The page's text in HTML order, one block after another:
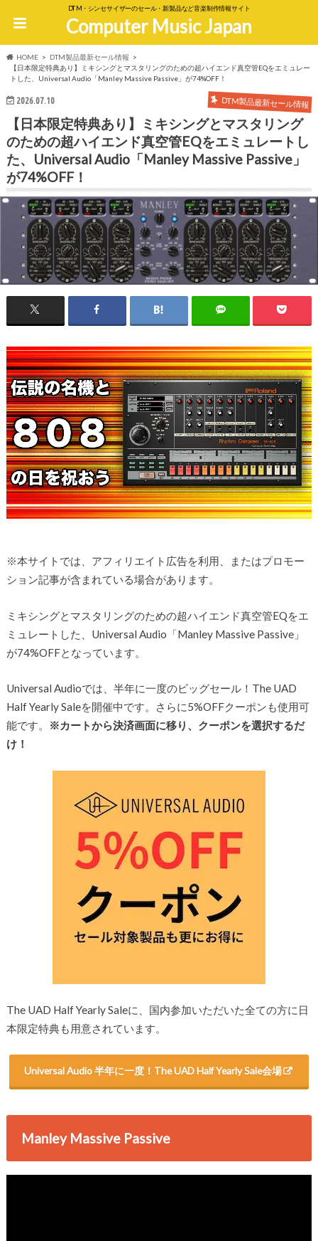
DTM・シンセサイザーのセール・新製品など音楽制作情報サイト
Computer Music Japan
HOME
DTM製品最新セール情報
【日本限定特典あり】ミキシングとマスタリングのための超ハイエンド真空管EQをエミュレー
トした、Universal Audio「Manley Massive Passive」が74%OFF！
2026.07.10 DTM製品最新セール情報
【日本限定特典あり】ミキシングとマスタリング
のための超ハイエンド真空管EQをエミュレートし
た、Universal Audio「Manley Massive Passive」
が74%OFF！
※本サイトでは、アフィリエイト広告を利用、またはプロモー
ション記事が含まれている場合があります。
ミキシングとマスタリングのための超ハイエンド真空管EQをエ
ミュレートした、Universal Audio「Manley Massive Passive」
が74%OFFとなっています。
Universal Audioでは、半年に一度のビッグセール！The UAD
Half Yearly Saleを開催中です。さらに5%OFFクーポンも使用可
能です。
※カートから決済画面に移り、クーポンを選択するだ
け！
The UAD Half Yearly Saleに、国内参加いただいた全ての方に日
本限定特典も用意されています。
Universal Audio 半年に一度！The UAD Half Yearly Sale会場
Manley Massive Passive